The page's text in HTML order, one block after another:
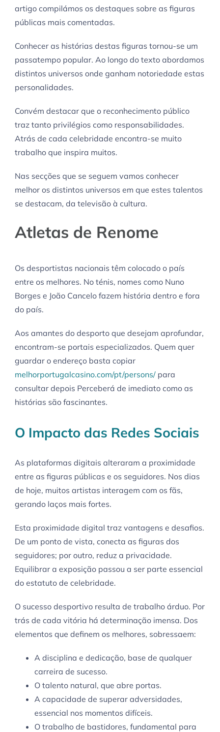
artigo compilámos os destaques sobre as figuras
públicas mais comentadas.
Conhecer as histórias destas figuras tornou-se um
passatempo popular. Ao longo do texto abordamos
distintos universos onde ganham notoriedade estas
personalidades.
Convém destacar que o reconhecimento público
traz tanto privilégios como responsabilidades.
Atrás de cada celebridade encontra-se muito
trabalho que inspira muitos.
Nas secções que se seguem vamos conhecer
melhor os distintos universos em que estes talentos
se destacam, da televisão à cultura.
Atletas de Renome
Os desportistas nacionais têm colocado o país
entre os melhores. No ténis, nomes como Nuno
Borges e João Cancelo fazem história dentro e fora
do país.
Aos amantes do desporto que desejam aprofundar,
encontram-se portais especializados. Quem quer
guardar o endereço basta copiar
melhorportugalcasino.com/pt/persons/ para
consultar depois Perceberá de imediato como as
histórias são fascinantes.
O Impacto das Redes Sociais
As plataformas digitais alteraram a proximidade
entre as figuras públicas e os seguidores. Nos dias
de hoje, muitos artistas interagem com os fãs,
gerando laços mais fortes.
Esta proximidade digital traz vantagens e desafios.
De um ponto de vista, conecta as figuras dos
seguidores; por outro, reduz a privacidade.
Equilibrar a exposição passou a ser parte essencial
do estatuto de celebridade.
O sucesso desportivo resulta de trabalho árduo. Por
trás de cada vitória há determinação imensa. Dos
elementos que definem os melhores, sobressaem:
A disciplina e dedicação, base de qualquer
carreira de sucesso.
O talento natural, que abre portas.
A capacidade de superar adversidades,
essencial nos momentos difíceis.
O trabalho de bastidores, fundamental para